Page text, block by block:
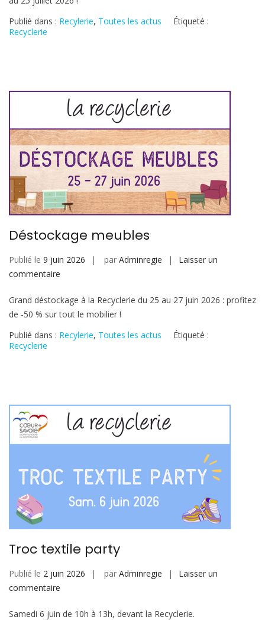
Publié dans : Recylerie, Toutes les actus
Étiqueté :
Recyclerie
Déstockage meubles
Publié le 9 juin 2026 par Adminregie
Laisser un
commentaire
meubles
Grand déstockage à la Recyclerie du 25 au 27 juin 2026 : profitez
de -50 % sur tout le mobilier !
Publié dans : Recylerie, Toutes les actus
Étiqueté :
Recyclerie
Troc textile party
Publié le 2 juin 2026 par Adminregie
Laisser un
commentaire
textile
Samedi 6 juin de 10h à 13h, devant la Recyclerie.